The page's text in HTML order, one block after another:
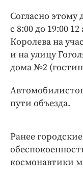
Согласно этому
с 8:00 до 19:00
Королева на
и на улицу
дома №2
пути объезда.
Ранее
космонавтики